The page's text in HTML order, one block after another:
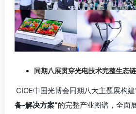
同期八展贯穿光电技术完整生态
CIOE中国光博会同期八大主题展构建
备-解决方案”的完整产业图谱，全面